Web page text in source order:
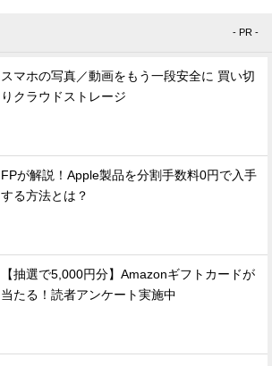
- PR -
スマホの写真／動画をもう一段安全に 買い切
りクラウドストレージ
FPが解説！Apple製品を分割手数料0円で入手
する方法とは？
【抽選で5,000円分】Amazonギフトカードが
当たる！読者アンケート実施中